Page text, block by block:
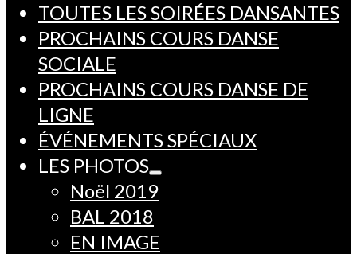
TOUTES LES SOIRÉES DANSANTES
PROCHAINS COURS DANSE
SOCIALE
PROCHAINS COURS DANSE DE
LIGNE
ÉVÉNEMENTS SPÉCIAUX
LES PHOTOS
Noël 2019
BAL 2018
EN IMAGE